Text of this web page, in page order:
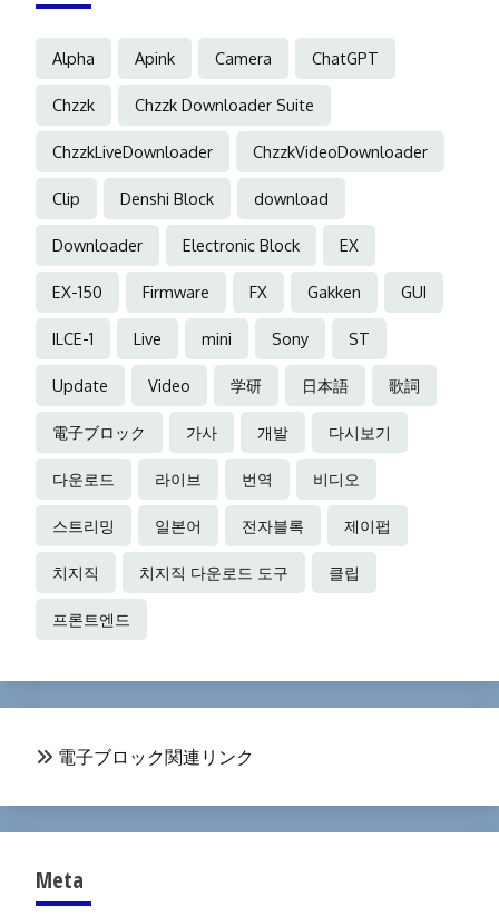
Alpha Apink Camera ChatGPT
Chzzk Chzzk Downloader Suite
ChzzkLiveDownloader ChzzkVideoDownloader
Clip Denshi Block download
Downloader Electronic Block EX
EX-150 Firmware FX Gakken GUI
ILCE-1 Live mini Sony ST
Update Video 学研 日本語 歌詞
電子ブロック 가사 개발 다시보기
다운로드 라이브 번역 비디오
스트리밍 일본어 전자블록 제이펍
치지직 치지직 다운로드 도구 클립
프론트엔드
電子ブロック関連リンク
Meta